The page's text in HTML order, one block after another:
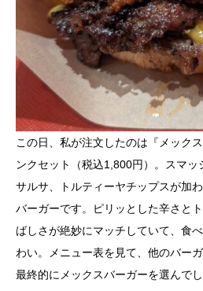
この日、私が注文したのは『メック
ンクセット（税込1,800円）。スマッ
サルサ、トルティーヤチップスが加
バーガーです。ピリッとした辛さと
ばしさが絶妙にマッチしていて、食
わい。メニュー表を見て、他のバー
最終的にメックスバーガーを選んでし